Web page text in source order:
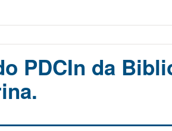
PDCIn da